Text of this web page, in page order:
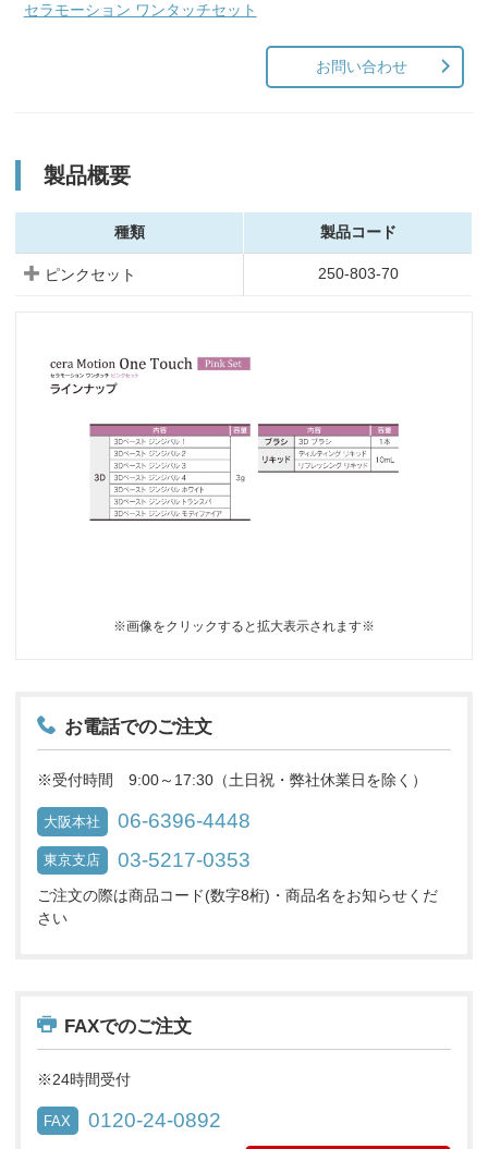
セラモーション ワンタッチセット
お問い合わせ
製品概要
種類 製品コード
ピンクセット 250-803-70
※画像をクリックすると拡大表示されます※
お電話でのご注文
※受付時間 9:00～17:30（土日祝・弊社休業日を除く）
大阪本社 06-6396-4448
東京支店 03-5217-0353
ご注文の際は商品コード(数字8桁)・商品名をお知らせくだ
さい
FAXでのご注文
※24時間受付
FAX 0120-24-0892